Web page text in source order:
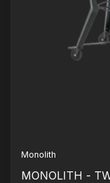
Monolith
MONOLITH -